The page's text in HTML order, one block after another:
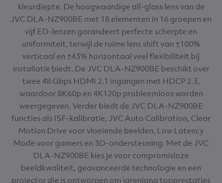
kleurdiepte. De hoogwaardige all-glass lens van de
JVC DLA-NZ900BE met 18 elementen in 16 groepen en
vijf ED-lenzen garandeert perfecte scherpte en
uniformiteit, terwijl de ruime lens shift van ±100%
verticaal en ±43% horizontaal veel flexibiliteit bij
installatie biedt. De JVC DLA-NZ900BE beschikt over
twee 48 Gbps HDMI 2.1 ingangen met HDCP 2.3,
waardoor 8K60p en 4K120p probleemloos worden
weergegeven. Verder biedt de JVC DLA-NZ900BE
functies als ISF-kalibratie, JVC Auto Calibration, Clear
Motion Drive voor vloeiende beelden, Low Latency
Mode voor gamers en 3D-ondersteuning. Met de JVC
DLA-NZ900BE kies je voor compromisloze
beeldkwaliteit, geavanceerde technologie en een
projector die is ontworpen om jarenlang topprestaties